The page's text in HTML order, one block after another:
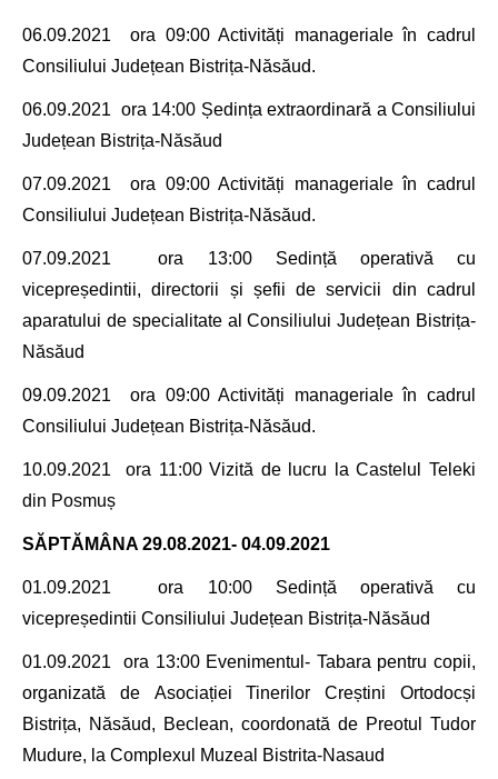
06.09.2021
ora 09:00 Activități manageriale în cadrul
Consiliului Județean Bistrița-Năsăud.
06.09.2021 ora 14:00 Ședința extraordinară aConsiliului
Județean Bistrița-Năsăud
07.09.2021 ora 09:00 Activități manageriale în cadrul
Consiliului Județean Bistrița-Năsăud.
07.09.2021 ora 13:00 Sedință operativă cu
vicepreședintii, directorii și șefii de servicii din cadrul
aparatului de specialitate al Consiliului Județean Bistrița-
Năsăud
09.09.2021
ora 09:00 Activități manageriale în cadrul
Consiliului Județean Bistrița-Năsăud.
10.09.2021 ora 11:00 Vizită de lucru laCastelul Teleki
din Posmuș
SĂPTĂMÂNA 29.08.2021- 04.09.2021
01.09.2021 ora 10:00 Sedință operativă cu
vicepreședintii Consiliului Județean Bistrița-Năsăud
01.09.2021
ora 13:00 Evenimentul- Tabara pentru copii,
organizată de Asociației Tinerilor Creștini Ortodocși
Bistrița, Năsăud, Beclean, coordonată de Preotul Tudor
Mudure, la Complexul Muzeal Bistrita-Nasaud